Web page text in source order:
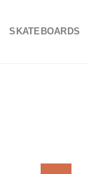
SKATEBOARDS